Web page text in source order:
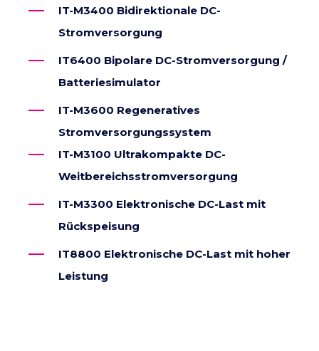
IT-M3400 Bidirektionale DC-
Stromversorgung
IT6400 Bipolare DC-Stromversorgung /
Batteriesimulator
IT-M3600 Regeneratives
Stromversorgungssystem
IT-M3100 Ultrakompakte DC-
Weitbereichsstromversorgung
IT-M3300 Elektronische DC-Last mit
Rückspeisung
IT8800 Elektronische DC-Last mit hoher
Leistung